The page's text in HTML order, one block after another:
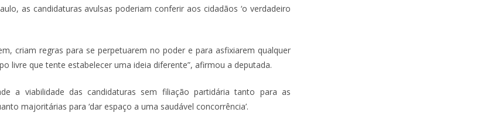
as candidaturas avulsas poderiam conferir aos cidadãos ‘o verdadeiro
criam regras para se perpetuarem no poder e para asfixiarem qualquer
livre que tente estabelecer uma ideia diferente”, afirmou a deputada.
a viabilidade das candidaturas sem filiação partidária tanto para as
majoritárias para ‘dar espaço a uma saudável concorrência’.